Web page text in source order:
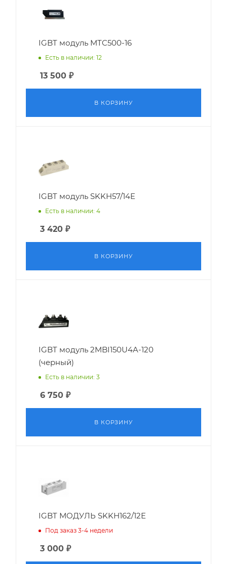
IGBT модуль MTC500-16
Есть в наличии: 12
13 500 ₽
В КОРЗИНУ
IGBT модуль SKKH57/14E
Есть в наличии: 4
3 420 ₽
В КОРЗИНУ
IGBT модуль 2MBI150U4A-120
(черный)
Есть в наличии: 3
6 750 ₽
В КОРЗИНУ
IGBT МОДУЛЬ SKKH162/12E
Под заказ 3-4 недели
3 000 ₽